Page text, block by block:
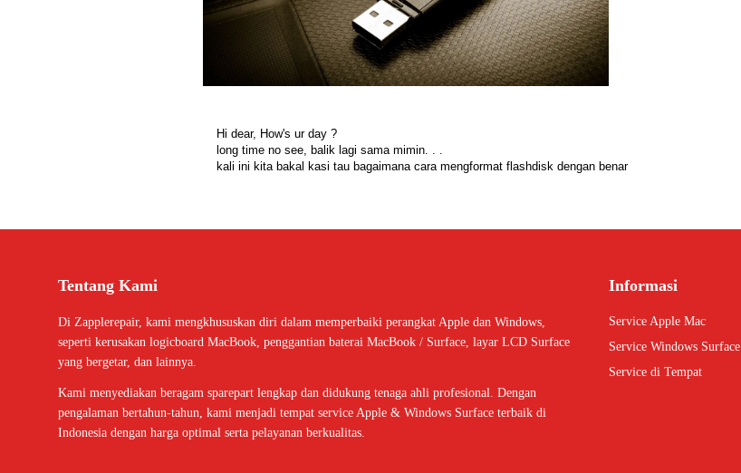
Hi dear, How's ur day ?
long time no see, balik lagi sama mimin. . .
kali ini kita bakal kasi tau bagaimana cara mengformat flashdisk dengan benar
Tentang Kami
Di Zapplerepair, kami mengkhususkan diri dalam memperbaiki perangkat Apple dan Windows,
seperti kerusakan logicboard MacBook, penggantian baterai MacBook / Surface, layar LCD Surface
yang bergetar, dan lainnya.
Kami menyediakan beragam sparepart lengkap dan didukung tenaga ahli profesional. Dengan
pengalaman bertahun-tahun, kami menjadi tempat service Apple & Windows Surface terbaik di
Indonesia dengan harga optimal serta pelayanan berkualitas.
Informasi
Service Apple Mac
Service Windows Surface
Service di Tempat